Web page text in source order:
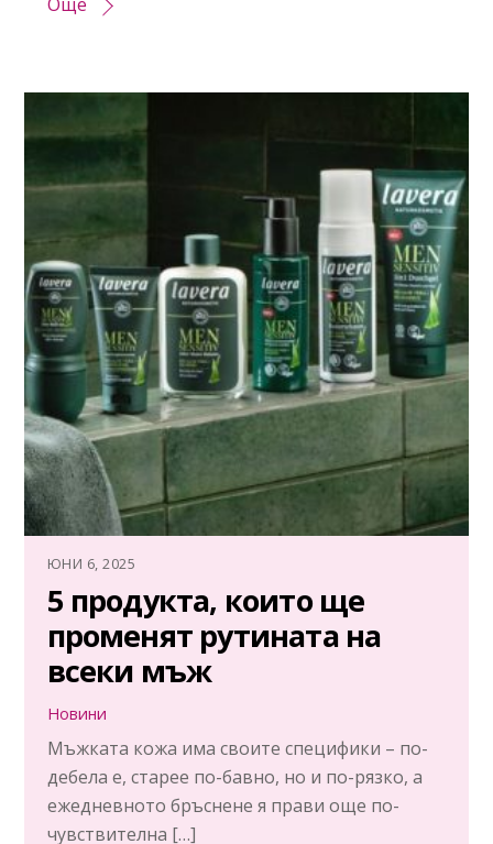
ЮНИ 6, 2025
5 продукта, които ще
променят рутината на
всеки мъж
Новини
Мъжката кожа има своите специфики – по-
дебела е, старее по-бавно, но и по-рязко, а
ежедневното бръснене я прави още по-
чувствителна […]